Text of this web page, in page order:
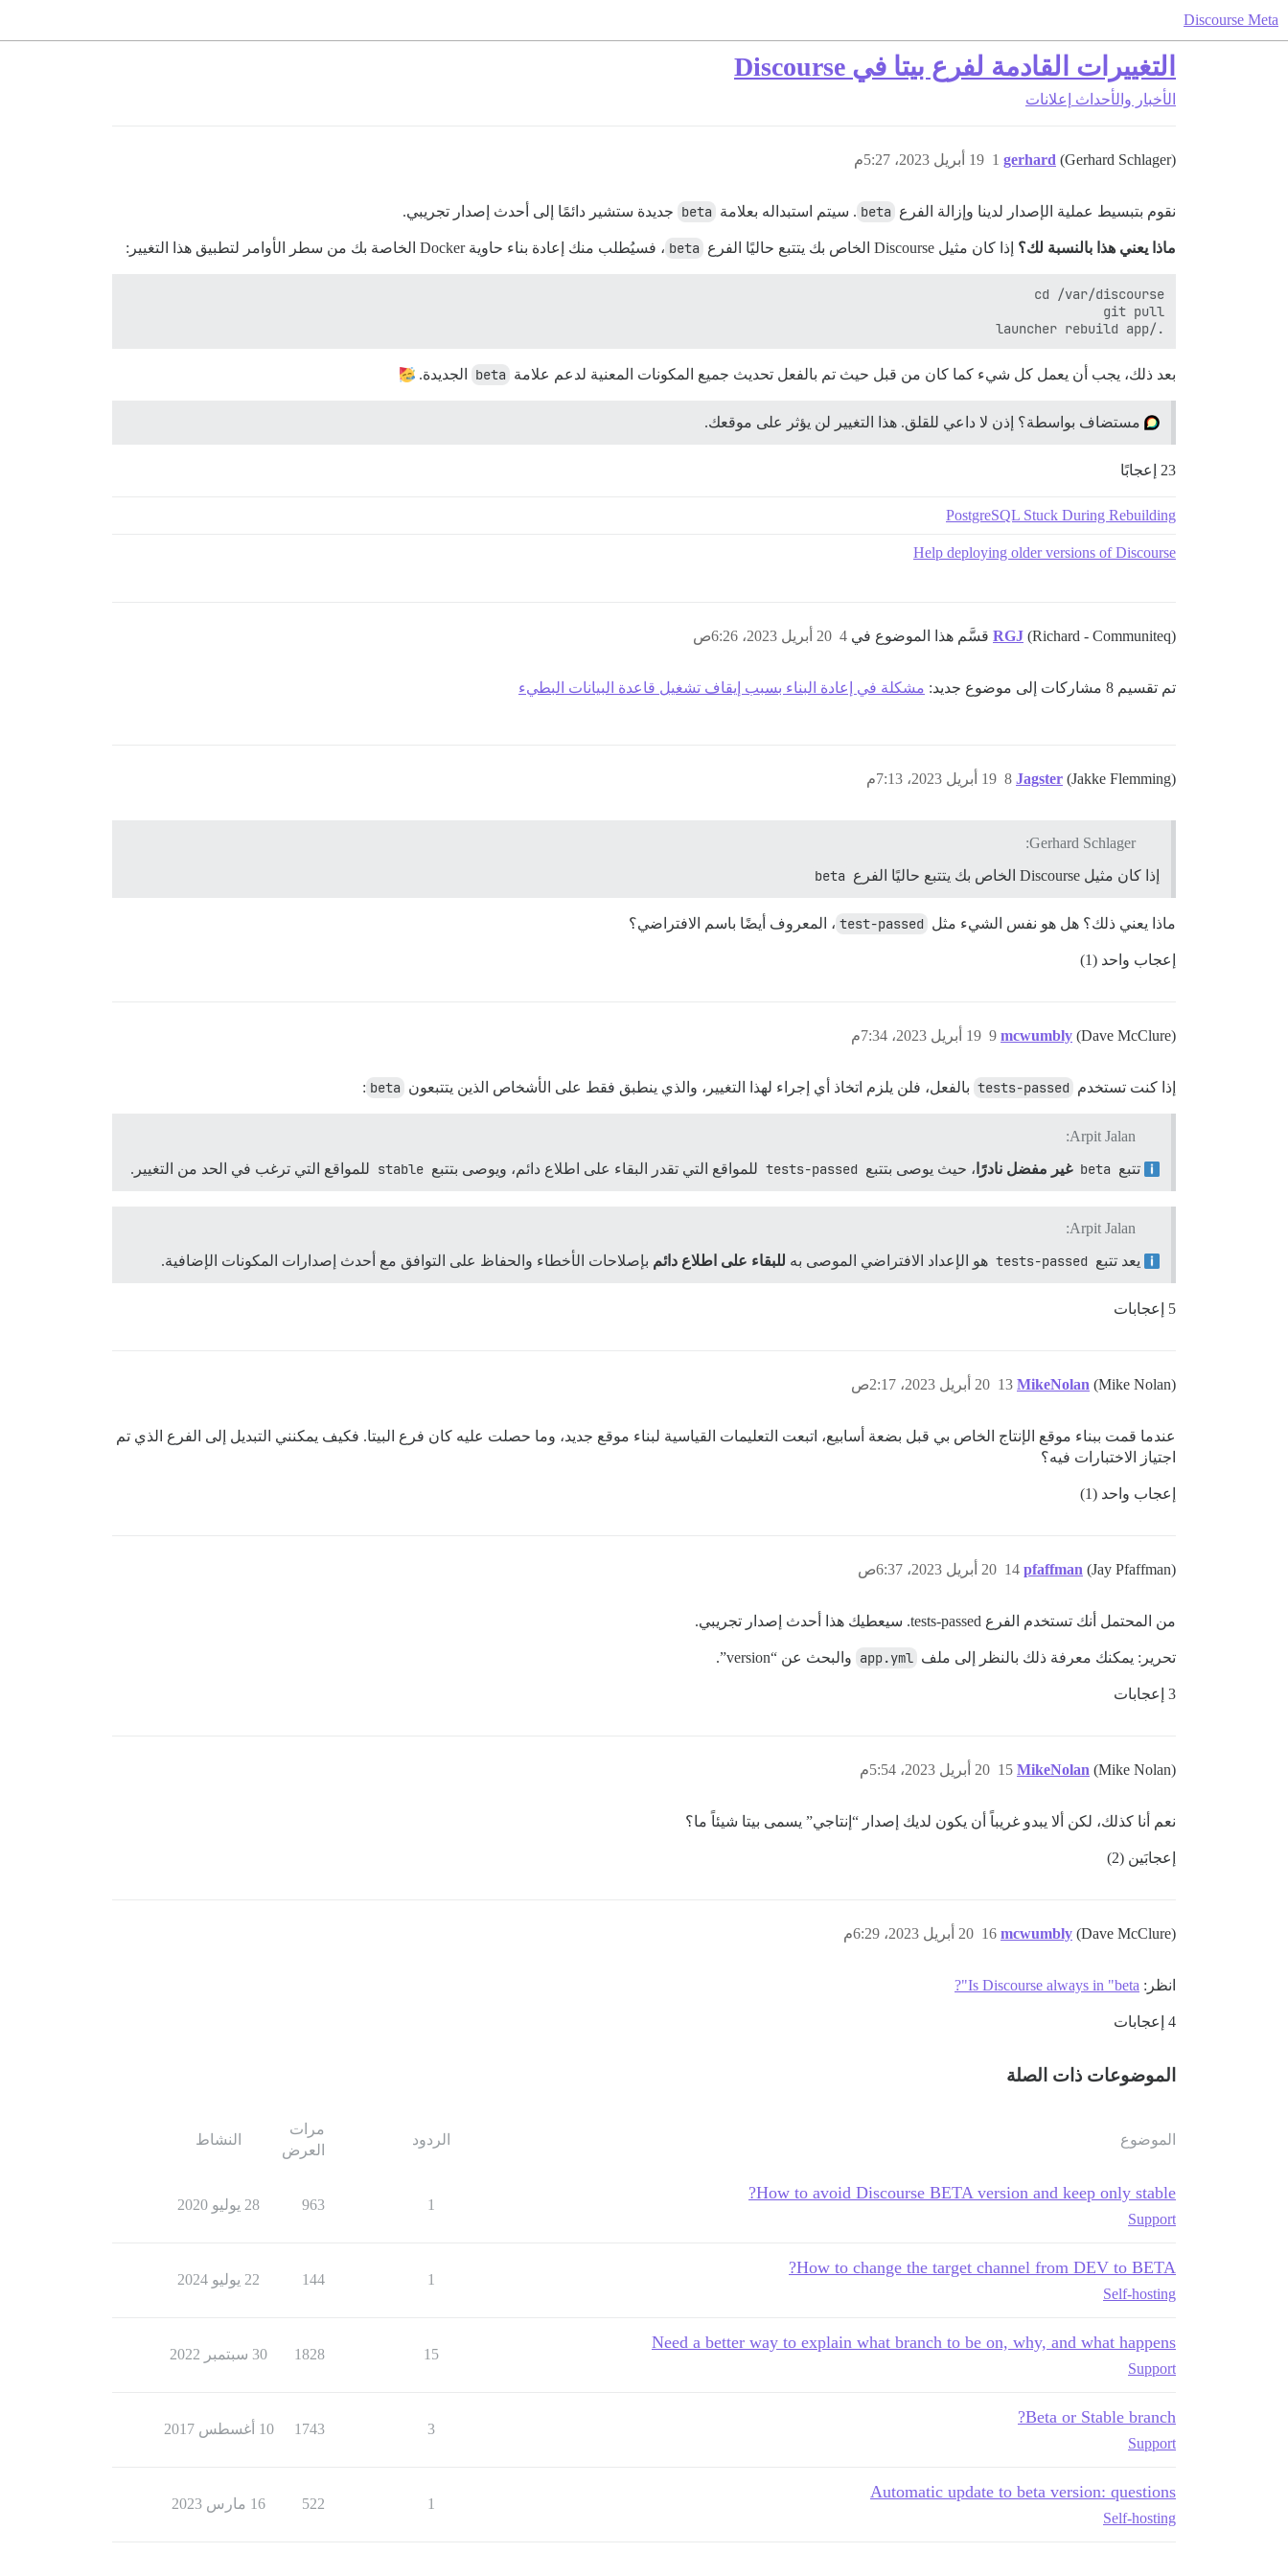
Discourse Meta
التغييرات القادمة لفرع بيتا في Discourse
الأخبار والأحداث إعلانات
gerhard (Gerhard Schlager) 19 أبريل 2023، 5:27م 1
نقوم بتبسيط عملية الإصدار لدينا وإزالة الفرع beta . سيتم استبداله بعلامة beta جديدة ستشير دائمًا إلى أحدث إصدار تجريبي.
ماذا يعني هذا بالنسبة لك؟ إذا كان مثيل Discourse الخاص بك يتتبع حاليًا الفرع beta ، فسيُطلب منك إعادة بناء حاوية Docker الخاصة بك من سطر الأوامر لتطبيق هذا التغيير:
./launcher rebuild app
بعد ذلك، يجب أن يعمل كل شيء كما كان من قبل حيث تم بالفعل تحديث جميع المكونات المعنية لدعم علامة beta الجديدة.
مستضاف بواسطة؟ إذن لا داعي للقلق. هذا التغيير لن يؤثر على موقعك.
23 إعجابًا
PostgreSQL Stuck During Rebuilding
Help deploying older versions of Discourse
RGJ (Richard - Communiteq) قسَّم هذا الموضوع في 20 أبريل 2023، 6:26ص 4
تم تقسيم 8 مشاركات إلى موضوع جديد: مشكلة في إعادة البناء بسبب إيقاف تشغيل قاعدة البيانات البطيء
Jagster (Jakke Flemming) 19 أبريل 2023، 7:13م 8
Gerhard Schlager:
إذا كان مثيل Discourse الخاص بك يتتبع حاليًا الفرع
beta
ماذا يعني ذلك؟ هل هو نفس الشيء مثل test-passed ، المعروف أيضًا باسم الافتراضي؟
إعجاب واحد (1)
mcwumbly (Dave McClure) 19 أبريل 2023، 7:34م 9
إذا كنت تستخدم tests-passed بالفعل، فلن يلزم اتخاذ أي إجراء لهذا التغيير، والذي ينطبق فقط على الأشخاص الذين يتتبعون beta
:
Arpit Jalan:
تتبع beta غير مفضل نادرًا ، حيث يوصى بتتبع tests-passed للمواقع التي تقدر البقاء على اطلاع دائم، ويوصى بتتبع stable للمواقع التي ترغب في الحد من التغيير.
Arpit Jalan:
يعد تتبع tests-passed هو الإعداد الافتراضي الموصى به للبقاء على اطلاع دائم بإصلاحات الأخطاء والحفاظ على التوافق مع أحدث إصدارات المكونات الإضافية.
5 إعجابات
MikeNolan (Mike Nolan) 20 أبريل 2023، 2:17ص 13
عندما قمت ببناء موقع الإنتاج الخاص بي قبل بضعة أسابيع، اتبعت التعليمات القياسية لبناء موقع جديد، وما حصلت عليه كان فرع البيتا. فكيف يمكنني التبديل إلى الفرع الذي تم
اجتياز الاختبارات فيه؟
إعجاب واحد (1)
pfaffman (Jay Pfaffman) 20 أبريل 2023، 6:37ص 14
من المحتمل أنك تستخدم الفرع tests-passed. سيعطيك هذا أحدث إصدار تجريبي.
تحرير: يمكنك معرفة ذلك بالنظر إلى ملف app.yml والبحث عن “version”.
3 إعجابات
MikeNolan (Mike Nolan) 20 أبريل 2023، 5:54م 15
نعم أنا كذلك، لكن ألا يبدو غريباً أن يكون لديك إصدار “إنتاجي” يسمى بيتا شيئاً ما؟
إعجابَين (2)
mcwumbly (Dave McClure) 20 أبريل 2023، 6:29م 16
انظر: Is Discourse always in "beta"?
4 إعجابات
الموضوعات ذات الصلة
الموضوع الردود
مرات
العرض
النشاط
How to avoid Discourse BETA version and keep only stable?
Support
1
963 28 يوليو 2020
How to change the target channel from DEV to BETA?
Self-hosting
1
144 22 يوليو 2024
Need a better way to explain what branch to be on, why, and what happens
Support
15
1828 30 سبتمبر 2022
Beta or Stable branch?
Support
3
1743 10 أغسطس 2017
Automatic update to beta version: questions
Self-hosting
1
522 16 مارس 2023